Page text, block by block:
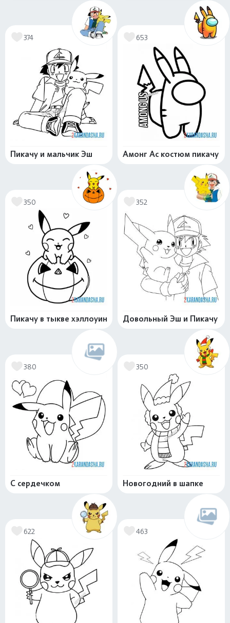
374
Пикачу и мальчик Эш
653
Амонг Ас костюм пикачу
350
Пикачу в тыкве хэллоуин
352
Довольный Эш и Пикачу
380
С сердечком
350
Новогодний в шапке
622 463